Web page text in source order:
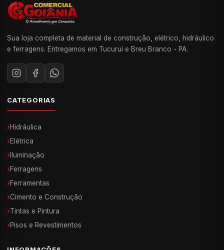
Sua loja completa de material de construção, elétrico, hidráulico
e ferragens. Entregamos em Tucuruí e Breu Branco - PA.
CATEGORIAS
›Hidráulica
›Elétrica
› Iluminação
›Ferragens
›Ferramentas
›Cimento e Construção
›Tintas e Pintura
›Pisos e Revestimentos